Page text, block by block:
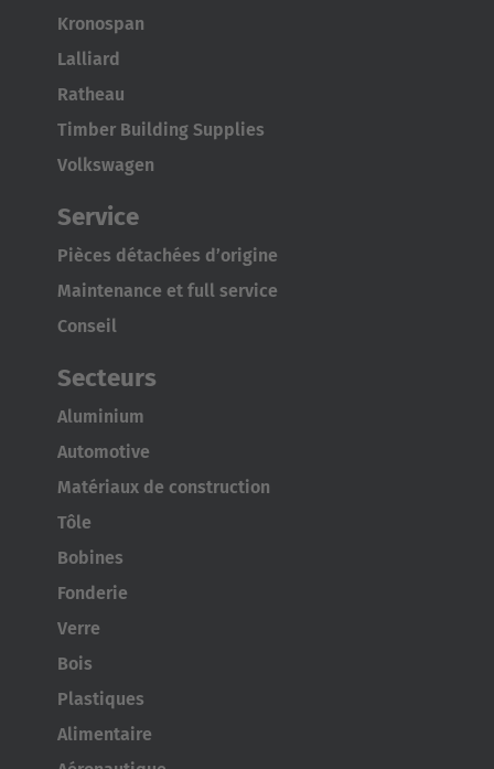
AMERICA
Brasil
Português
United States
English
ASIA/PACIFIC
Australia
English
Kronospan
Lalliard
Ratheau
Timber Building Supplies
Volkswagen
Service
Pièces détachées d’origine
Maintenance et full service
Conseil
Secteurs
Aluminium
Automotive
Matériaux de construction
Tôle
Bobines
Fonderie
Verre
Bois
Plastiques
Alimentaire